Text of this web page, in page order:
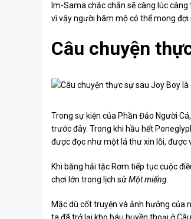
Im-Sama chắc chắn sẽ càng lúc
vì vậy người hâm mộ có thể mong
Câu chuyện
Trong sự kiện của Phần Đảo Người
trước đây. Trong khi hầu hết
được đọc như một lá thư xin lỗi, được
Khi băng hải tặc Rơm tiếp tục cuộc
chơi lớn trong lịch sửMột miếng
Mặc dù cốt truyện và ảnh hưởng của